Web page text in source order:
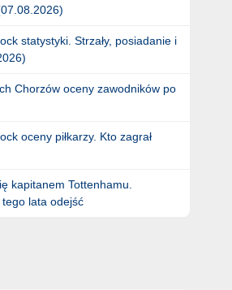
statystyki. Strzały, posiadanie i
Chorzów oceny zawodników po
oceny piłkarzy. Kto zagrał
kapitanem Tottenhamu.
lata odejść